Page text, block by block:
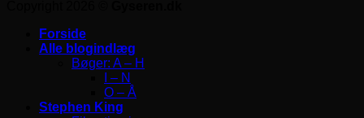
Forside
Alle blogindlæg
Bøger: A – H
I – N
O – Å
Stephen King